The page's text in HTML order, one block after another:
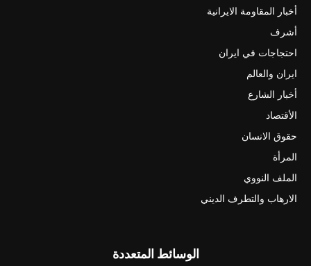
أخبار المقاومة الايرانية
أشرف
احتجاجات في ايران
ايران والعالم
أخبار الشارع
الأقتصاد
حقوق الانسان
المرأة
الملف النووي
الارهاب والتطرف الديني
الوسائط المتعددة